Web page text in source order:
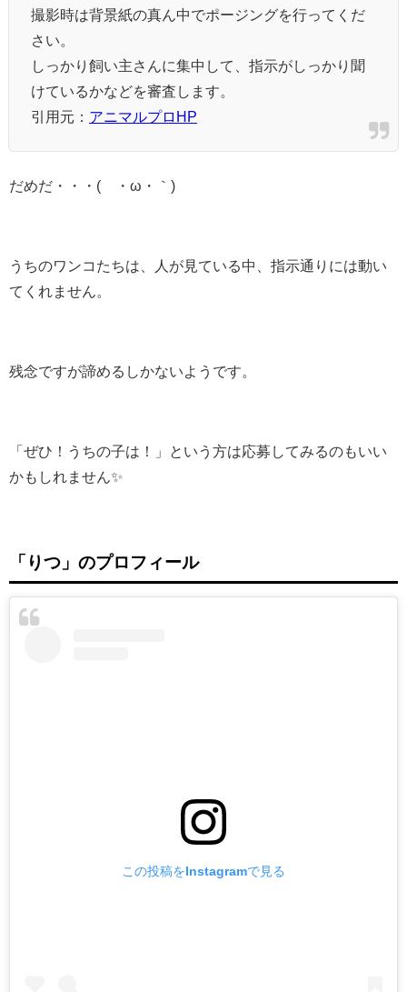
撮影時は背景紙の真ん中でポージングを行ってくだ
さい。
しっかり飼い主さんに集中して、指示がしっかり聞
けているかなどを審査します。
引用元： アニマルプロHP
だめだ・・・(´・ω・｀)
うちのワンコたちは、人が見ている中、指示通りには動い
てくれません。
残念ですが諦めるしかないようです。
「ぜひ！うちの子は！」という方は応募してみるのもいい
かもしれません✨
「りつ」のプロフィール
この投稿をInstagramで見る